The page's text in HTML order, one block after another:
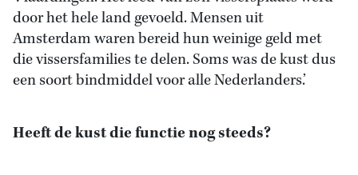
door het hele land gevoeld. Mensen uit
Amsterdam waren bereid hun weinige geld met
die vissersfamilies te delen. Soms was de kust dus
een soort bindmiddel voor alle Nederlanders.’
Heeft de kust die functie nog steeds?